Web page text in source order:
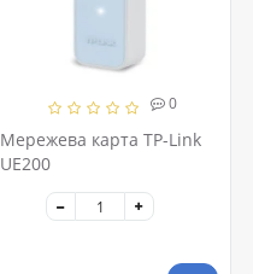
0
Мережева карта TP-Link
UE200